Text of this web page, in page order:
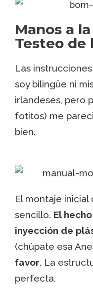
Manos a
Testeo de
Las
soy bilingüe ni
irlandeses, pero
fotitos) me
bien.
El montaje
sencillo. El
inyección de
(chúpate esa
favor. La
perfecta.